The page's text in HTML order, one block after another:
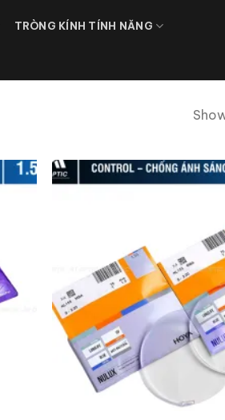
TRÒNG KÍNH TÍNH NĂNG